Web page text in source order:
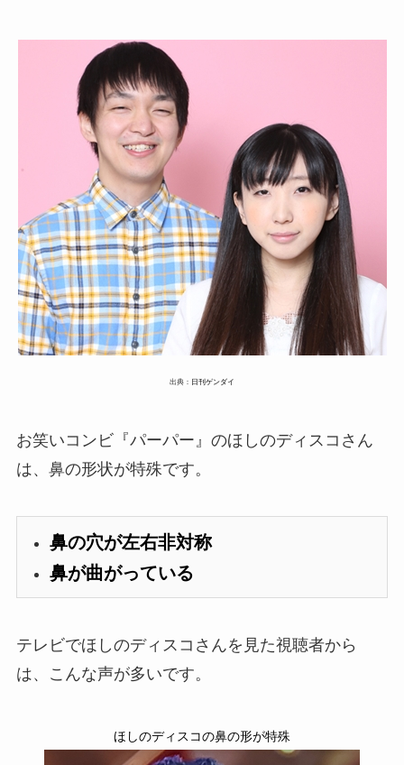
出典： 日刊ゲンダイ
お笑いコンビ『パーパー』のほしのディスコさん
は、鼻の形状が特殊です。
鼻の穴が左右非対称
鼻が曲がっている
テレビでほしのディスコさんを見た視聴者から
は、こんな声が多いです。
ほしのディスコの鼻の形が特殊